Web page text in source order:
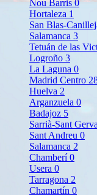
Nou Barris0
Hortaleza 1
San Blas-
Salamanca 3
Tetuán de las
Logroño 3
La Laguna 0
Madrid Centro
Huelva 2
Arganzuela 0
Badajoz 5
Sarrià-Sant
Sant Andreu 0
Salamanca 2
Chamberí0
Usera 0
Tarragona 2
Chamartín 0